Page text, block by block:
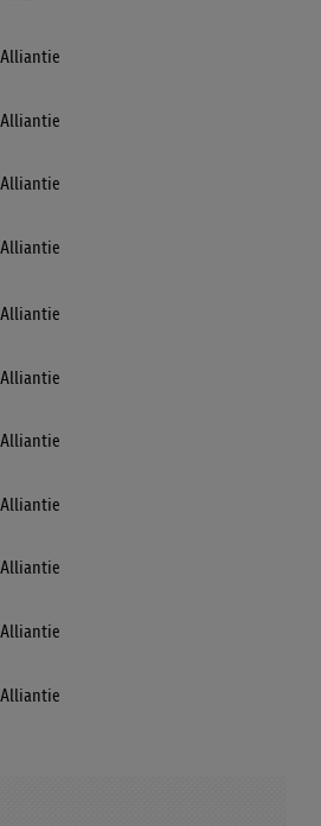
Alliantie
Alliantie
Alliantie
Alliantie
Alliantie
Alliantie
Alliantie
Alliantie
Alliantie
Alliantie
Alliantie